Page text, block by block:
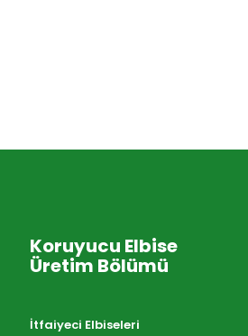
Koruyucu Elbise
Üretim Bölümü
İtfaiyeci Elbiseleri